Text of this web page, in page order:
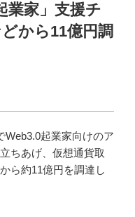
業家」支援チ
から11億円調
Web3.0起業家向けのア
ちあげ、仮想通貨取
ら約11億円を調達し